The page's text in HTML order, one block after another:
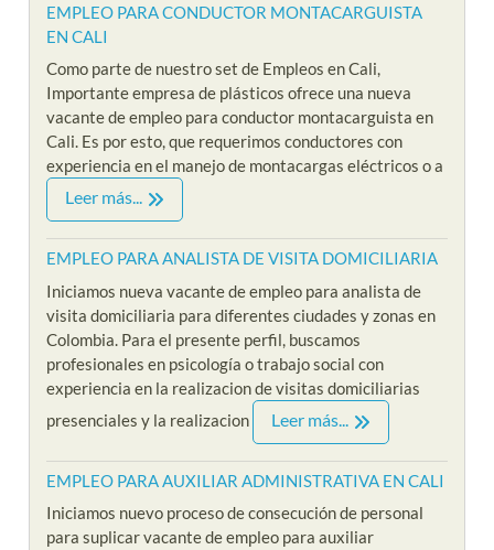
EMPLEO PARA CONDUCTOR MONTACARGUISTA
EN CALI
Como parte de nuestro set de Empleos en Cali,
Importante empresa de plásticos ofrece una nueva
vacante de empleo para conductor montacarguista en
Cali. Es por esto, que requerimos conductores con
experiencia en el manejo de montacargas eléctricos o a
Leer más...
EMPLEO PARA ANALISTA DE VISITA DOMICILIARIA
Iniciamos nueva vacante de empleo para analista de
visita domiciliaria para diferentes ciudades y zonas en
Colombia. Para el presente perfil, buscamos
profesionales en psicología o trabajo social con
experiencia en la realizacion de visitas domiciliarias
presenciales y la realizacion
Leer más...
EMPLEO PARA AUXILIAR ADMINISTRATIVA EN CALI
Iniciamos nuevo proceso de consecución de personal
para suplicar vacante de empleo para auxiliar